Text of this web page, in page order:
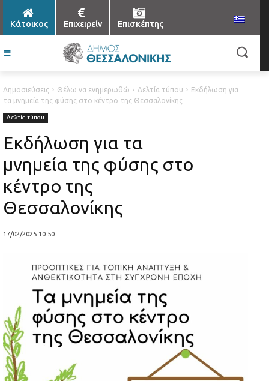
Κάτοικος Επιχειρείν Επισκέπτης
Δημοσιεύσεις Θέλω να ενημερωθώ Δελτία τύπου
Εκδήλωση για
τα μνημεία της φύσης στο κέντρο της Θεσσαλονίκης
Δελτία τύπου
Εκδήλωση για τα
μνημεία της φύσης στο
κέντρο της
Θεσσαλονίκης
17/02/2025 10:50